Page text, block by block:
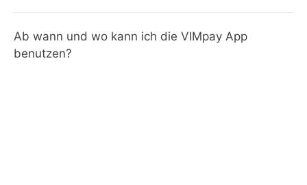
Ab wann und wo kann ich die VIMpay App
benutzen?